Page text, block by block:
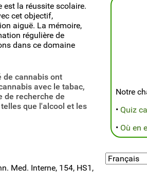
la réussite scolaire.
cet objectif,
aiguë. La mémoire,
régulière de
dans ce domaine
de cannabis ont
avec le tabac,
de recherche de
que l'alcool et les
Med. Interne, 154, HS1,
Notre
• Quiz
• Où en